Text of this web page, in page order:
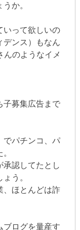
か。
いって欲しいの
デンス）もなん
んのようなイメ
子募集広告まで
でパチンコ、パ
承認してたとし
う。
、ほとんどは詐
ブログを量産す